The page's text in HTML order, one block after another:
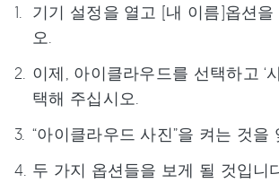
기기 설정을 열고 [내 이름]옵션을
오.
이제, 아이클라우드를 선택하고 ‘
택해 주십시오.
“아이클라우드 사진”을 켜는 것을
두 가지 옵션들을 보게 될 것입니